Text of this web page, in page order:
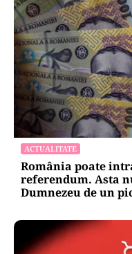
ACTUALITATE
România poate
referendum. Asta
Dumnezeu de un